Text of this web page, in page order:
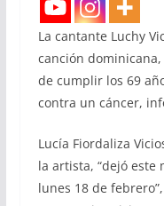
La cantante Luchy
canción
de cumplir los 69
contra un cáncer,
Lucía Fiordaliza
la artista, “dejó este
lunes 18 de